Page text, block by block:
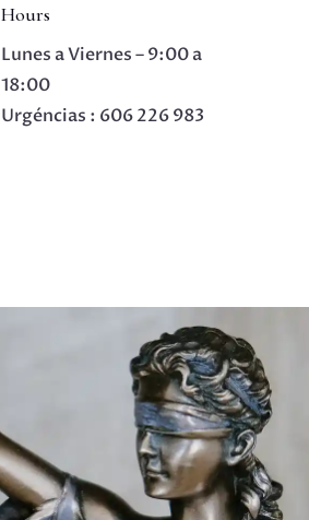
Hours
Lunes a Viernes – 9:00 a
18:00
Urgéncias : 606 226 983